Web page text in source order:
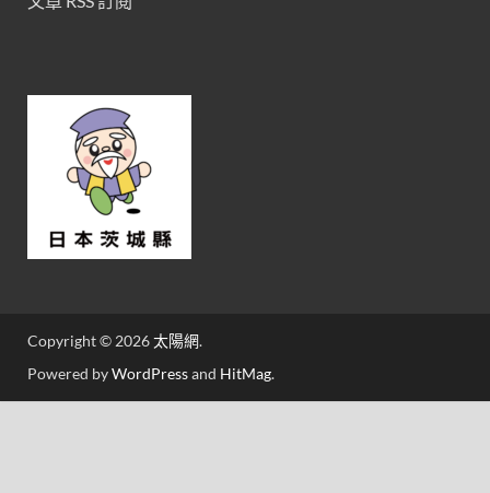
Copyright © 2026太陽網.
Powered byWordPressand HitMag.